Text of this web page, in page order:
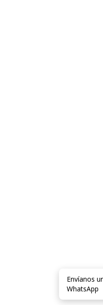
Envíanos
WhatsApp